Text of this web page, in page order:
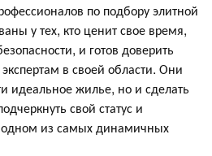
по подбору элитной
у тех, кто ценит свое время,
и готов доверить
в своей области. Они
идеальное жилье, но и сделать
свой статус и
из самых динамичных